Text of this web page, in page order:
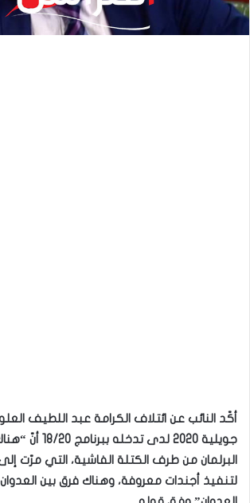
جويلية 2020 لدى
البرلمان من طرف الكتلة الفاشية، التي مرّت
لتنفيذ أجندات معروفة، وهناك فرق بين